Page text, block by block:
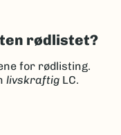
rødlistet?
for rødlisting.
livskraftig LC.